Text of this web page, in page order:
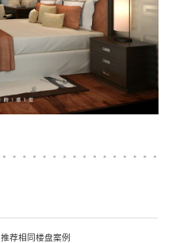
推荐相同楼盘案例